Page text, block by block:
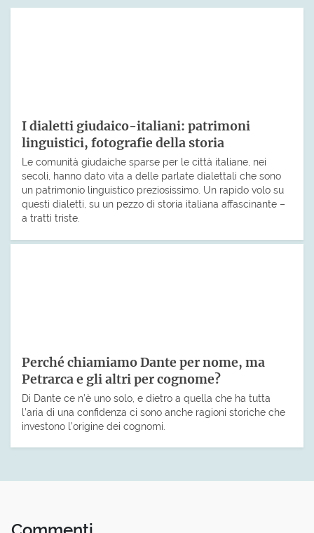
I dialetti giudaico-italiani: patrimoni
linguistici, fotografie della storia
Le comunità giudaiche sparse per le città italiane, nei
secoli, hanno dato vita a delle parlate dialettali che sono
un patrimonio linguistico preziosissimo. Un rapido volo su
questi dialetti, su un pezzo di storia italiana affascinante –
a tratti triste.
Perché chiamiamo Dante per nome, ma
Petrarca e gli altri per cognome?
Di Dante ce n’è uno solo, e dietro a quella che ha tutta
l’aria di una confidenza ci sono anche ragioni storiche che
investono l’origine dei cognomi.